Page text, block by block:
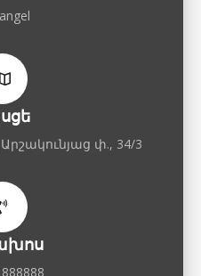
փ., 34/3